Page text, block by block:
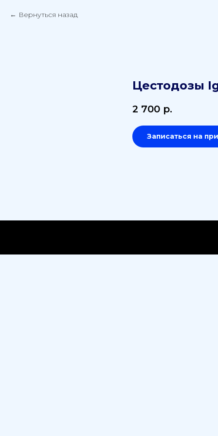
Вернуться назад
Цестодозы
2 700 р.
Записаться на